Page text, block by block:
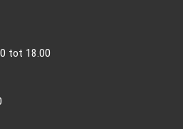
tot 18.00